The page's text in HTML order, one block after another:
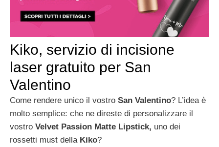
Kiko, servizio di incisione
laser gratuito per San
Valentino
Come rendere unico il vostro San Valentino? L’idea è
molto semplice: che ne direste di personalizzare il
vostro Velvet Passion Matte Lipstick, uno dei
rossetti must della Kiko?